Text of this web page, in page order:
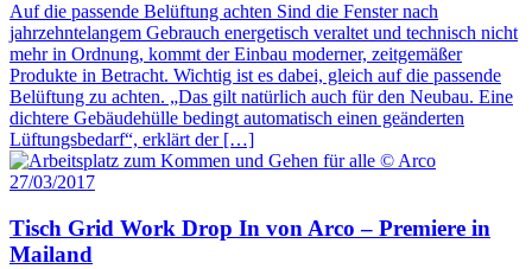
Auf die passende Belüftung achten Sind die Fenster nach
jahrzehntelangem Gebrauch energetisch veraltet und technisch nicht
mehr in Ordnung, kommt der Einbau moderner, zeitgemäßer
Produkte in Betracht. Wichtig ist es dabei, gleich auf die passende
Belüftung zu achten. „Das gilt natürlich auch für den Neubau. Eine
dichtere Gebäudehülle bedingt automatisch einen geänderten
Lüftungsbedarf“, erklärt der […]
27/03/2017
Tisch Grid Work Drop In von Arco – Premiere in
Mailand